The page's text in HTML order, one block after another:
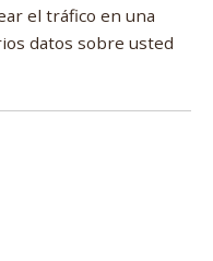
el tráfico en una
datos sobre usted